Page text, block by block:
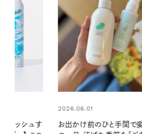
変わる、夏